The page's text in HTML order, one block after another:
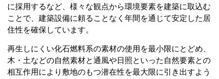
に採用するなど、様々な観点から環境要素を建築に取込む
ことで、建築設備に頼ることなく年間を通じて安定した居
住性を確保しています。
再生しにくい化石燃料系の素材の使用を最小限にとどめ、
木・土などの自然素材と通風や日照といった自然要素との
相互作用により敷地のもつ潜在性を最大限に引き出すよう